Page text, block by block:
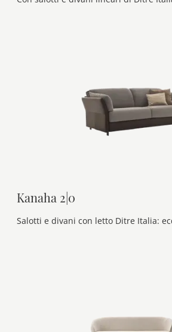
Kanaha 2|0